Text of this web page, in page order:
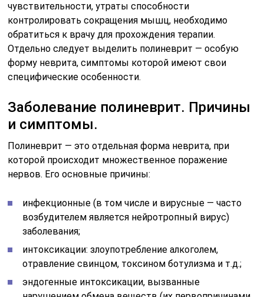
чувствительности, утраты способности
контролировать сокращения мышц, необходимо
обратиться к врачу для прохождения терапии.
Отдельно следует выделить полиневрит — особую
форму неврита, симптомы которой имеют свои
специфические особенности.
Заболевание полиневрит. Причины
и симптомы.
Полиневрит — это отдельная форма неврита, при
которой происходит множественное поражение
нервов. Его основные причины:
инфекционные (в том числе и вирусные — часто
возбудителем является нейротропный вирус)
заболевания;
интоксикации: злоупотребление алкоголем,
отравление свинцом, токсином ботулизма и т.д.;
эндогенные интоксикации, вызванные